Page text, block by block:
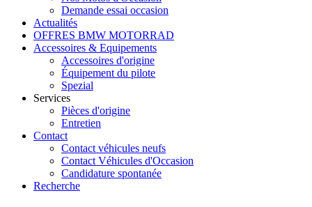
Demande essai occasion
Actualités
OFFRES BMW MOTORRAD
Accessoires & Equipements
Accessoires d'origine
Équipement du pilote
Spezial
Services
Pièces d'origine
Entretien
Contact
Contact véhicules neufs
Contact Véhicules d'Occasion
Candidature spontanée
Recherche